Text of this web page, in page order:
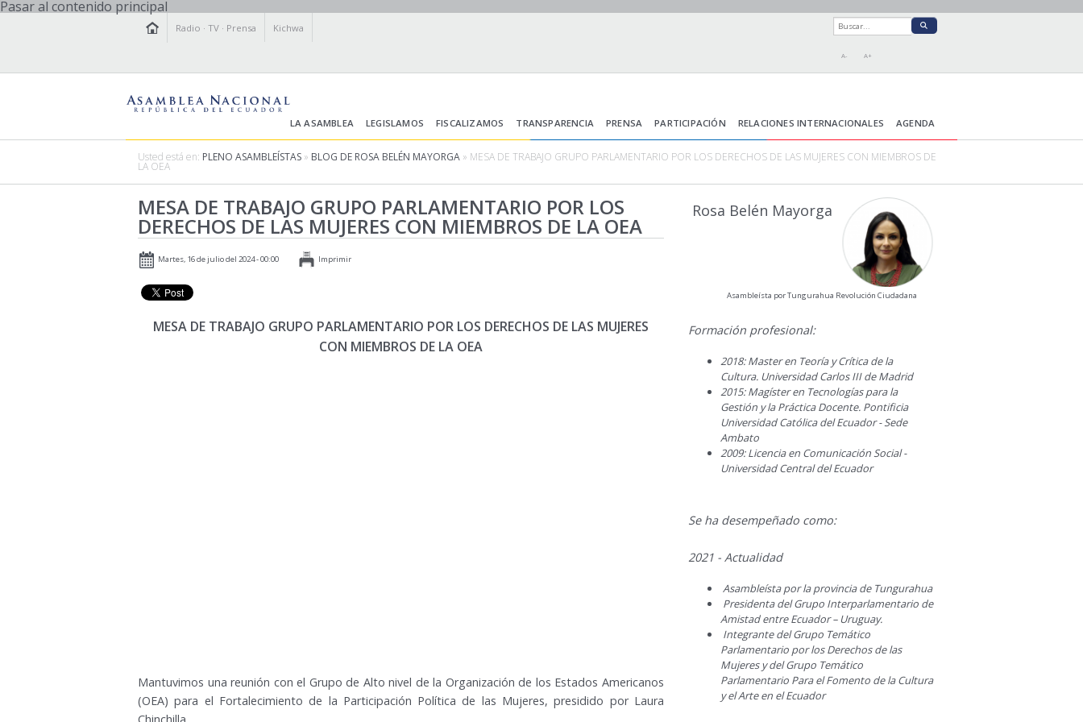
Pasar al contenido principal
Radio ·TV · Prensa Kichwa
A- A+
LA ASAMBLEA LEGISLAMOS FISCALIZAMOS TRANSPARENCIA PRENSA PARTICIPACIÓN RELACIONES INTERNACIONALES AGENDA
Usted está en: PLENO ASAMBLEÍSTAS » BLOG DE ROSA BELÉN MAYORGA » MESA DE TRABAJO GRUPO PARLAMENTARIO POR LOS DERECHOS DE LAS MUJERES CON MIEMBROS DE
LA OEA
MESA DE TRABAJO GRUPO PARLAMENTARIO POR LOS
DERECHOS DE LAS MUJERES CON MIEMBROS DE LA OEA
Martes, 16 de julio del 2024 - 00:00 Imprimir
MESA DE TRABAJO GRUPO PARLAMENTARIO POR LOS DERECHOS DE LAS MUJERES
CON MIEMBROS DE LA OEA
Mantuvimos una reunión con el Grupo de Alto nivel de la Organización de los Estados Americanos
(OEA) para el Fortalecimiento de la Participación Política de las Mujeres, presidido por Laura
Rosa Belén Mayorga
Asambleísta por Tungurahua Revolución Ciudadana
Formación profesional:
2018: Master en Teoría y Crítica de la
Cultura. Universidad Carlos III de Madrid
2015: Magíster en Tecnologías para la
Gestión y la Práctica Docente. Pontificia
Universidad Católica del Ecuador - Sede
Ambato
2009: Licencia en Comunicación Social -
Universidad Central del Ecuador
Se ha desempeñado como:
2021 - Actualidad
Asambleísta por la provincia de Tungurahua
Presidenta del Grupo Interparlamentario de
Amistad entre Ecuador – Uruguay.
Integrante del Grupo Temático
Parlamentario por los Derechos de las
Mujeres y del Grupo Temático
Parlamentario Para el Fomento de la Cultura
y el Arte en el Ecuador